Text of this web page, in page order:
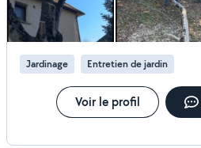
Jardinage Entretien de jardin
Voir le profil